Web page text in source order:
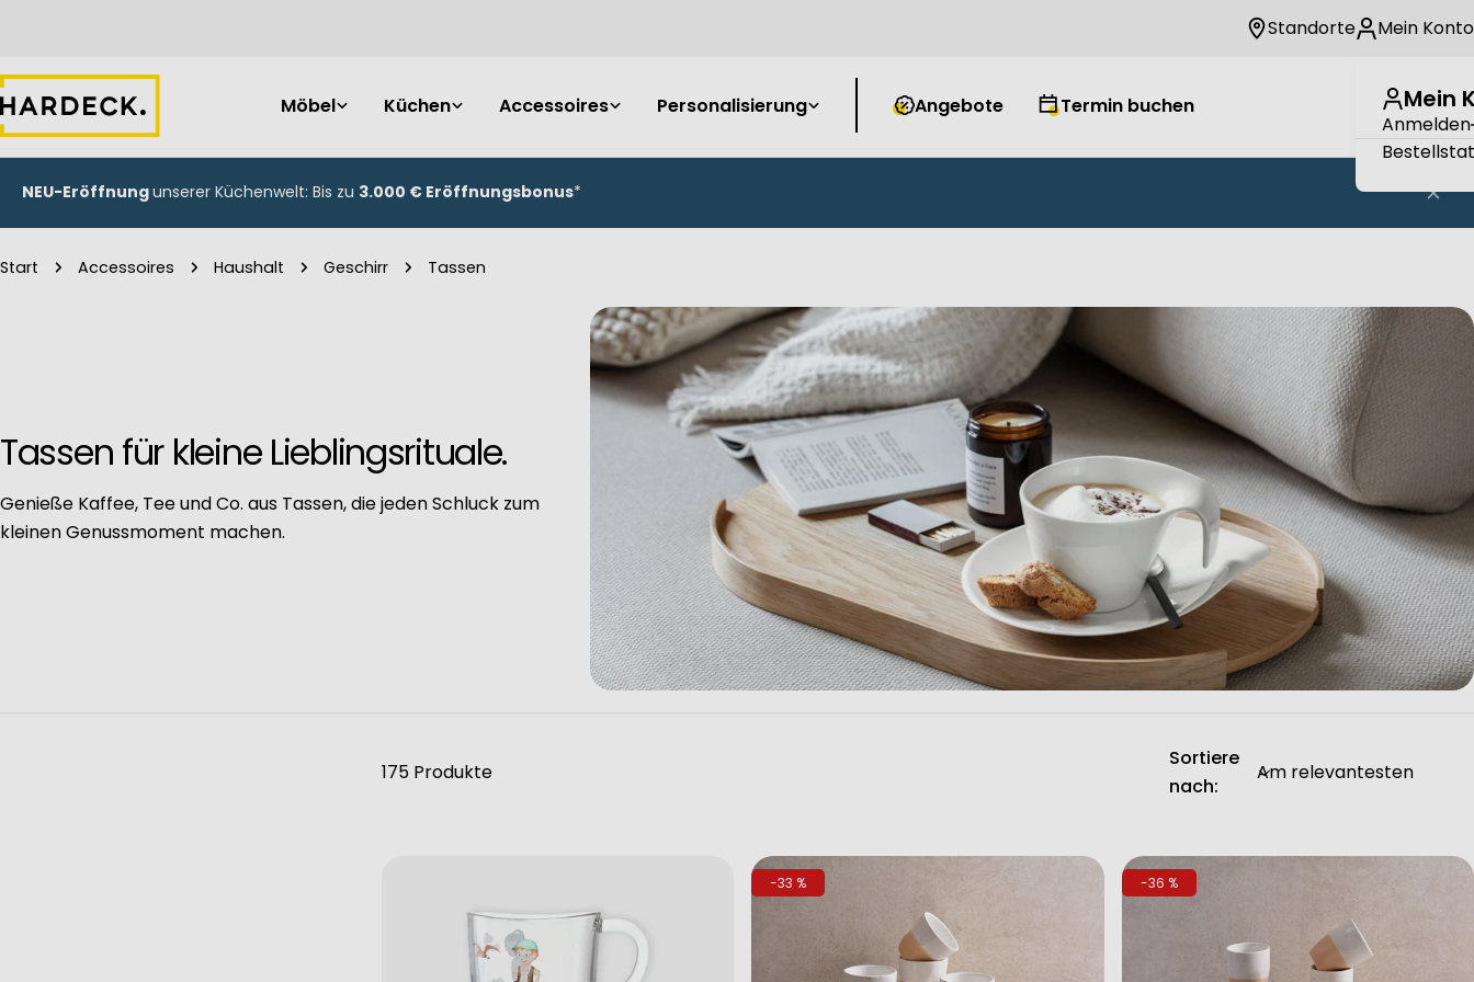
springen
Standorte Mein Konto
Mein
Anmelden
Möbel Küchen Accessoires Personalisierung Angebote Termin buchen
NEU-Eröffnungunserer Küchenwelt: Bis zu 3.000 € Eröffnungsbonus*
Start Accessoires Haushalt Geschirr Tassen
Tassen für kleine Lieblingsrituale.
Genieße Kaffee, Tee und Co. aus Tassen, die jeden Schluck zum
kleinen Genussmoment machen.
175 Produkte
Sortiere
nach:
-33 % -36 %